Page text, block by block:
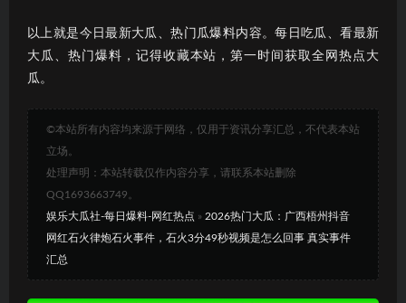
以上就是今日最新大瓜、热门瓜爆料内容。每日吃瓜、看最新
大瓜、热门爆料，记得收藏本站，第一时间获取全网热点大
瓜。
©本站所有内容均来源于网络，仅用于资讯分享汇总，不代表本站
立场。
处理声明：本站转载仅作内容分享，请联系本站删除
QQ1693663749。
娱乐大瓜社-每日爆料-网红热点 » 2026热门大瓜：广西梧州抖音
网红石火律炮石火事件，石火3分49秒视频是怎么回事 真实事件
汇总